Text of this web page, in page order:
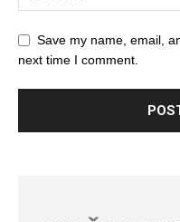
Save my name, email,
next time I comment.